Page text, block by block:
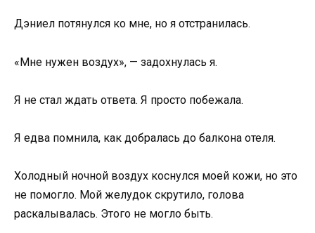
Дэниел потянулся ко мне, но я отстранилась.
«Мне нужен воздух», — задохнулась я.
Я не стал ждать ответа. Я просто побежала.
Я едва помнила, как добралась до балкона отеля.
Холодный ночной воздух коснулся моей кожи, но это
не помогло. Мой желудок скрутило, голова
раскалывалась. Этого не могло быть.